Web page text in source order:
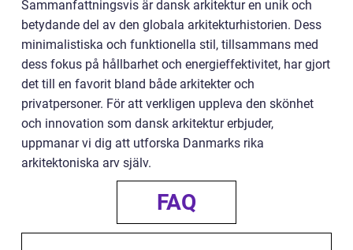
Sammanfattningsvis är dansk arkitektur en unik och
betydande del av den globala arkitekturhistorien. Dess
minimalistiska och funktionella stil, tillsammans med
dess fokus på hållbarhet och energieffektivitet, har gjort
det till en favorit bland både arkitekter och
privatpersoner. För att verkligen uppleva den skönhet
och innovation som dansk arkitektur erbjuder,
uppmanar vi dig att utforska Danmarks rika
arkitektoniska arv själv.
FAQ